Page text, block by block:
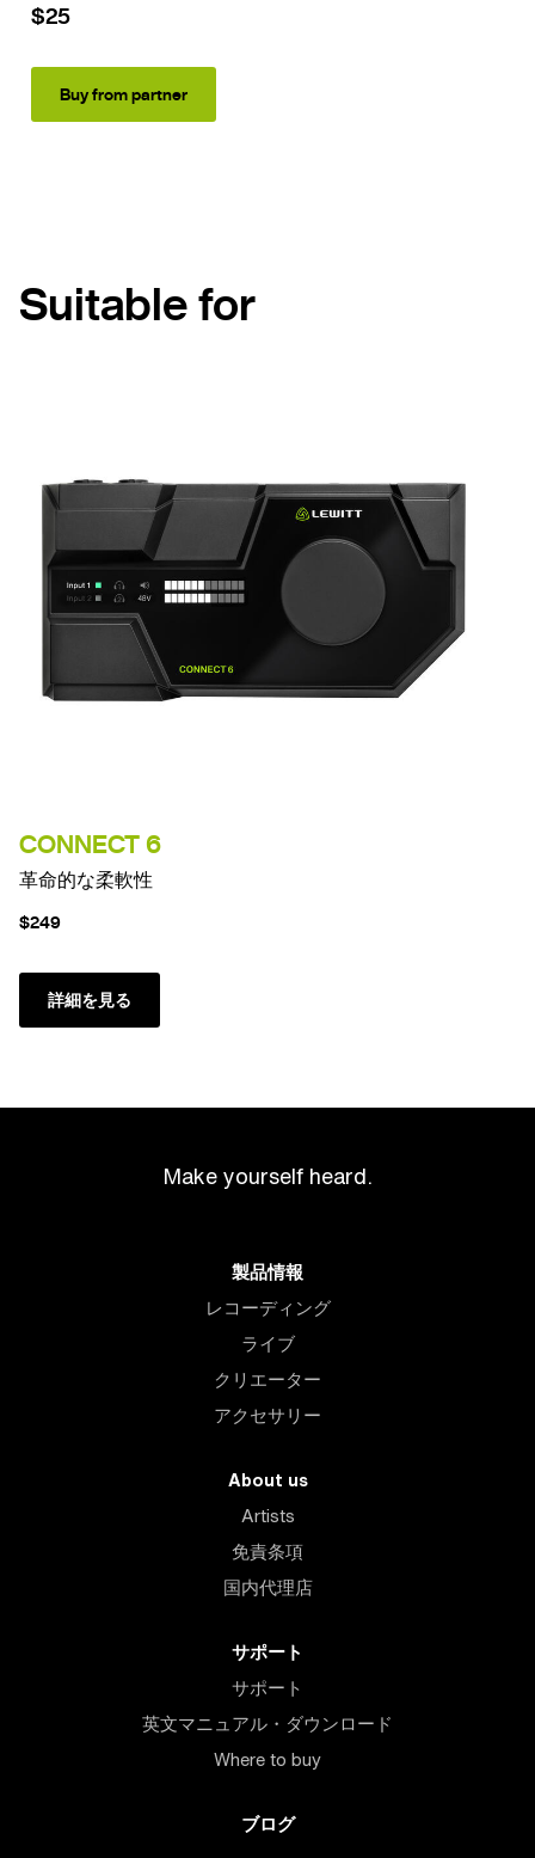
$25
Buy from partner
Suitable for
CONNECT 6
革命的な柔軟性
$249
詳細を見る
Make yourself heard.
製品情報
レコーディング
ライブ
クリエーター
アクセサリー
About us
Artists
免責条項
国内代理店
サポート
サポート
英文マニュアル・ダウンロード
Where to buy
ブログ